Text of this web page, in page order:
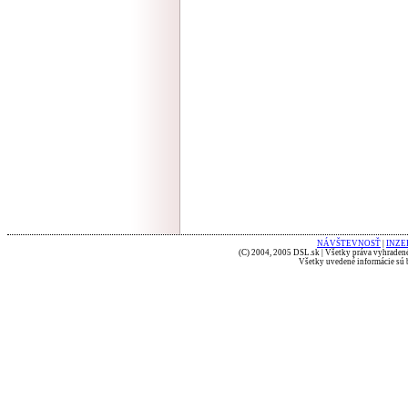
NÁVŠTEVNOSŤ
(C) 2004, 2005 DSL.sk | Všetky práva
Všetky uvedené informácie sú